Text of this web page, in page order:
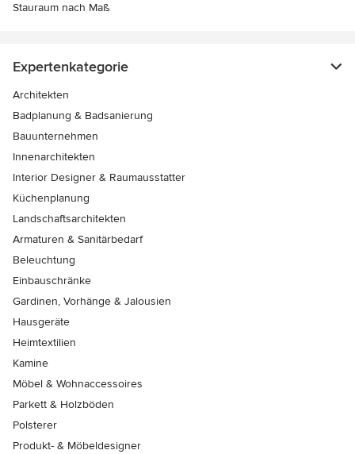
Stauraum nach Maß
Expertenkategorie
Architekten
Badplanung & Badsanierung
Bauunternehmen
Innenarchitekten
Interior Designer & Raumausstatter
Küchenplanung
Landschaftsarchitekten
Armaturen & Sanitärbedarf
Beleuchtung
Einbauschränke
Gardinen, Vorhänge & Jalousien
Hausgeräte
Heimtextilien
Kamine
Möbel & Wohnaccessoires
Parkett & Holzböden
Polsterer
Produkt- & Möbeldesigner